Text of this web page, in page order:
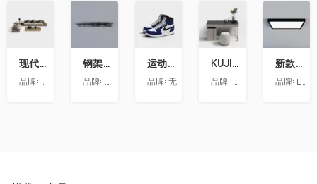
藏
现代转角沙发组合模型ID 11005665-4
品牌:
朗饰墙纸
藏
钢架天花
品牌:
智策品牌策划
收
藏
运动鞋3-Hikj
品牌: 无
收
藏
KUJIALE-现代-梳妆台019
品牌:
梵客家装
藏
新款黑框方灯
品牌: LUDU绿都－全屋定制吊顶